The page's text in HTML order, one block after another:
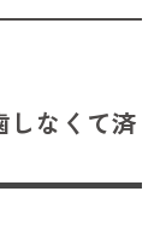
しなくて済